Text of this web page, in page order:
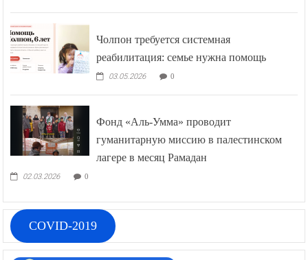
Чолпон требуется системная
реабилитация: семье нужна помощь
03.05.2026 0
Фонд «Аль-Умма» проводит
гуманитарную миссию в палестинском
лагере в месяц Рамадан
02.03.2026 0
COVID-2019